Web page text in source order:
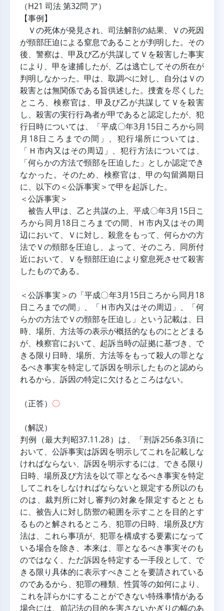
（H21 司法 第32問 ア）
【事例】
Ｖの死体が発見され、司法解剖の結果、Ｖの死因
が頸部圧迫による窒息であることが判明した。その
後、警察は、甲及び乙が共謀してＶを殺害した事実
により、甲を逮捕したが、乙は逃亡してその所在が
判明しなかった。甲は、取調べに対し、自分はＶの
殺害とは無関係である旨供述した。捜査を尽くした
ところ、検察官は、甲及び乙が共謀してＶを殺害
し、殺害の実行行為者が甲であると認定したが、犯
行日時については、「平成〇年3月15日ころから同
月18日ころまでの間」、犯行場所については、
「Ｈ市内又はその周辺」、犯行方法については、
「何らかの方法で頸部を圧迫した」としか認定でき
なかった。そのため、検察官は、甲の勾留満期日
に、以下の＜公訴事実＞で甲を起訴した。
＜公訴事実＞
被告人甲は、乙と共謀の上、平成〇年3月15日こ
ろから同月18日ころまでの間、Ｈ市内又はその周
辺において、Ｖに対し、殺意をもって、何らかの方
法でＶの頸部を圧迫し、よって、そのころ、同所付
近において、Ｖを頸部圧迫により窒息死させて殺害
したものである。
＜公訴事実＞の「平成〇年3月15日ころから同月18
日ころまでの間」、「Ｈ市内又はその周辺」、「何
らかの方法でＶの頸部を圧迫し」という記載は、日
時、場所、方法等の表示が概括的なものにとどまる
が、検察官において、起訴当時の証拠に基づき、で
きる限り日時、場所、方法等をもって殺人の罪とな
るべき事実を特定して訴因を明示したものと認めら
れるから、訴因の特定に欠けるところはない。
（正答） 〇
（解説）
判例（最大判昭37.11.28）は、「刑訴256条3項に
おいて、公訴事実は訴因を明示してこれを記載しな
ければならない、訴因を明示するには、できる限り
日時、場所及び方法を以て罪となるべき事実を特定
してこれをしなければならないと規定する所以のも
のは、裁判所に対し審判の対象を限定するととも
に、被告人に対し防禦の範囲を示すことを目的とす
るものと解されるところ、犯罪の日時、場所及び方
法は、これら事項が、犯罪を構成する要素になって
いる場合を除き、本来は、罪となるべき事実そのも
のではなく、ただ訴因を特定する一手段として、で
きる限り具体的に表示すべきことを要請されている
のであるから、犯罪の種類、性質等の如何により、
これを詳らかにすることができない特殊事情がある
場合には、前記法の目的を害さないかぎりの幅のあ